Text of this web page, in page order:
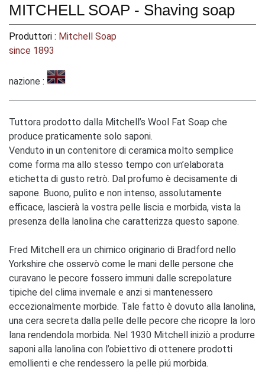
MITCHELL SOAP - Shaving soap
Produttori : Mitchell Soap
since 1893
nazione :
Tuttora prodotto dalla Mitchell’s Wool Fat Soap che
produce praticamente solo saponi.
Venduto in un contenitore di ceramica molto semplice
come forma ma allo stesso tempo con un’elaborata
etichetta di gusto retrò. Dal profumo è decisamente di
sapone. Buono, pulito e non intenso, assolutamente
efficace, lascierà la vostra pelle liscia e morbida, vista la
presenza della lanolina che caratterizza questo sapone.
Fred Mitchell era un chimico originario di Bradford nello
Yorkshire che osservò come le mani delle persone che
curavano le pecore fossero immuni dalle screpolature
tipiche del clima invernale e anzi si mantenessero
eccezionalmente morbide. Tale fatto è dovuto alla lanolina,
una cera secreta dalla pelle delle pecore che ricopre la loro
lana rendendola morbida. Nel 1930 Mitchell iniziò a produrre
saponi alla lanolina con l’obiettivo di ottenere prodotti
emollienti e che rendessero la pelle piú morbida.